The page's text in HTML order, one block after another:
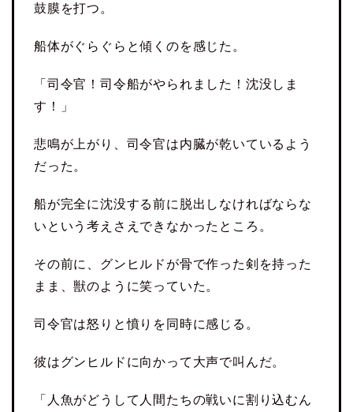
鼓膜を打つ。
船体がぐらぐらと傾くのを感じた。
「司令官！司令船がやられました！沈没しま
す！」
悲鳴が上がり、司令官は内臓が乾いているよう
だった。
船が完全に沈没する前に脱出しなければならな
いという考えさえできなかったところ。
その前に、グンヒルドが骨で作った剣を持った
まま、獣のように笑っていた。
司令官は怒りと憤りを同時に感じる。
彼はグンヒルドに向かって大声で叫んだ。
「人魚がどうして人間たちの戦いに割り込むん